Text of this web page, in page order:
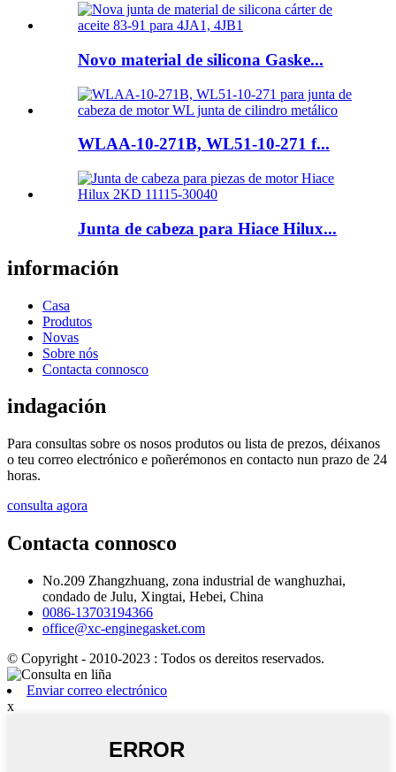
Novo material de silicona Gaske...
WLAA-10-271B, WL51-10-271 f...
Junta de cabeza para Hiace Hilux...
información
Casa
Produtos
Novas
Sobre nós
Contacta connosco
indagación
Para consultas sobre os nosos produtos ou lista de prezos, déixanos
o teu correo electrónico e poñerémonos en contacto nun prazo de 24
horas.
consulta agora
Contacta connosco
No.209 Zhangzhuang, zona industrial de wanghuzhai,
condado de Julu, Xingtai, Hebei, China
0086-13703194366
office@xc-enginegasket.com
© Copyright - 2010-2023 : Todos os dereitos reservados.
Enviar correo electrónico
x